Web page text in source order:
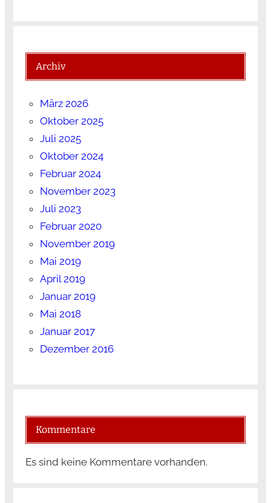
Archiv
März 2026
Oktober 2025
Juli 2025
Oktober 2024
Februar 2024
November 2023
Juli 2023
Februar 2020
November 2019
Mai 2019
April 2019
Januar 2019
Mai 2018
Januar 2017
Dezember 2016
Kommentare
Es sind keine Kommentare vorhanden.